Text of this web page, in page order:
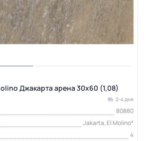
Джакарта арена 30x60 (1,08)
2-4 дня
80880
Jakarta, El Molino*
4